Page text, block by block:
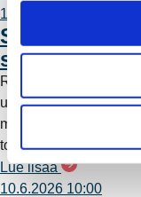
v
a
l
i
n
t
a
11.6.2026 12:00
Säävarma
saaristoon
Rauman Energia on
uudella maa- ja
muodostuu
toimintavarmuutta ja
Lue lisää
10.6.2026 10:00